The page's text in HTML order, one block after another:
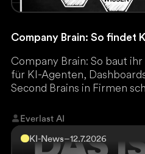
Company Brain: So findet
Company Brain: So baut
für KI-Agenten,
Second Brains in Firmen
Everlast AI
KI-News–12.7.2026